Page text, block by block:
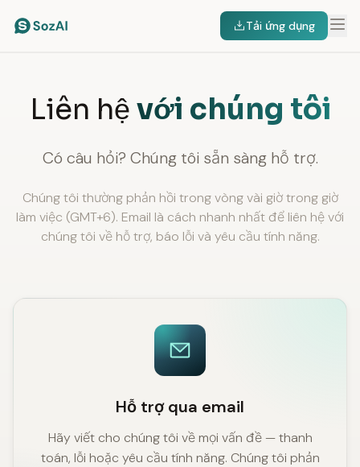
Tải ứng dụng
Liên hệ với chúng tôi
Có câu hỏi? Chúng tôi sẵn sàng hỗ trợ.
Chúng tôi thường phản hồi trong vòng vài giờ trong giờ
làm việc (GMT+6). Email là cách nhanh nhất để liên hệ với
chúng tôi về hỗ trợ, báo lỗi và yêu cầu tính năng.
Hỗ trợ qua email
Hãy viết cho chúng tôi về mọi vấn đề — thanh
toán, lỗi hoặc yêu cầu tính năng. Chúng tôi phản